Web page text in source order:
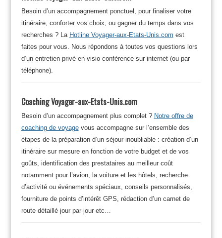
Besoin d’un accompagnement ponctuel, pour finaliser votre
itinéraire, conforter vos choix, ou gagner du temps dans vos
recherches ? La Hotline Voyager-aux-Etats-Unis.com est
faites pour vous. Nous répondons à toutes vos questions lors
d’un entretien privé en visio-conférence sur internet (ou par
téléphone).
Coaching Voyager-aux-Etats-Unis.com
Besoin d’un accompagnement plus complet ? Notre offre de
coaching de voyagevous accompagne sur l’ensemble des
étapes de la préparation d’un séjour inoubliable : création d’un
itinéraire sur mesure en fonction de votre budget et de vos
goûts, identification des prestataires au meilleur coût
notamment pour l’avion, la voiture et les hôtels, recherche
d’activité ou événements spéciaux, conseils personnalisés,
fourniture de points d’intérêt GPS, rédaction d’un carnet de
route détaillé jour par jour etc…